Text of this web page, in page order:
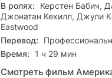
В ролях:
Керстен Бабич,
Джонатан Кехилл, Джули
Eastwood
Перевод:
Время:
1 ч 29 мин
Смотреть фильм